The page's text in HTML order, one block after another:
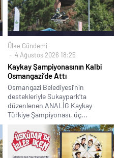
Ülke Gündemi
4 Ağustos 2026 18:25
Kaykay Şampiyonasının Kalbi
Osmangazi’de Attı
Osmangazi Belediyesi’nin
destekleriyle Sukaypark’ta
düzenlenen ANALİG Kaykay
Türkiye Şampiyonası, üç...